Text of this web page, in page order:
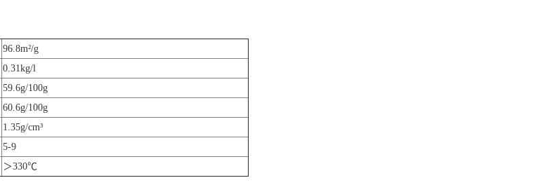
96.8m²/g
0.31kg/l
59.6g/100g
60.6g/100g
1.35g/cm³
5-9
＞330℃